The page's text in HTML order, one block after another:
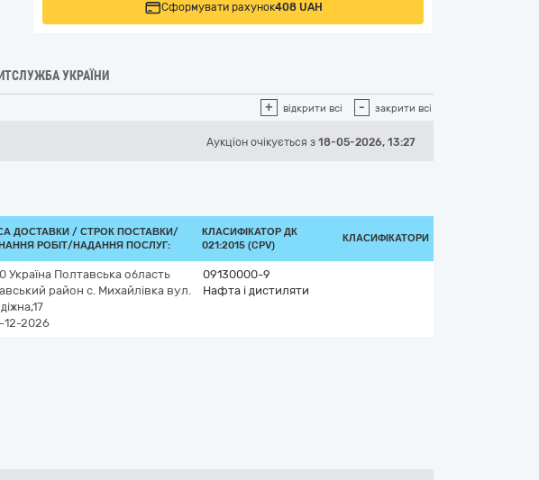
Сформувати рахунок408 UAH
УКРАЇНИ
+ відкрити всі - закрити всі
Аукціон очікується з 18-05-2026, 13:27
ДОСТАВКИ / СТРОК ПОСТАВКИ/
РОБІТ/НАДАННЯ ПОСЛУГ:
КЛАСИФІКАТОР ДК
021:2015 (CPV)
КЛАСИФІКАТОРИ
Україна Полтавська область
район с. Михайлівка вул.
12-2026
09130000-9
Нафта і дистиляти